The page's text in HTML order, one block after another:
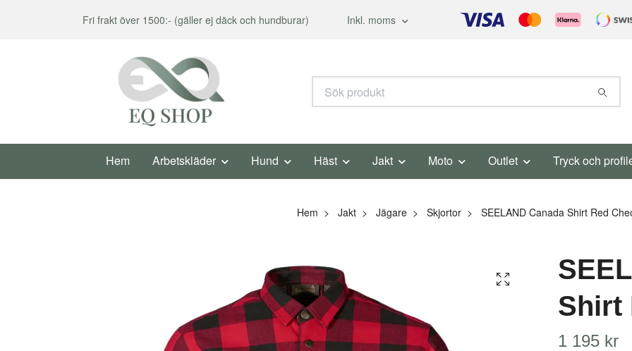
Fri frakt över 1500:- (gäller ej däck och hundburar) Inkl. moms
Hem Arbetskläder Hund Häst Jakt Moto Outlet Tryck och
Hem Jakt Jägare Skjortor SEELAND Canada Shirt Red
Shirt
1 195 kr